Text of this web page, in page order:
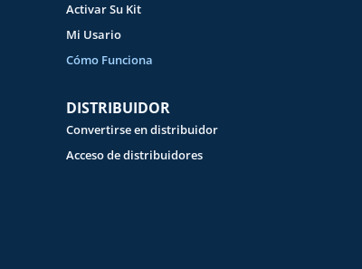
Activar Su Kit
Mi Usario
Cómo Funciona
DISTRIBUIDOR
Convertirse en distribuidor
Acceso de distribuidores